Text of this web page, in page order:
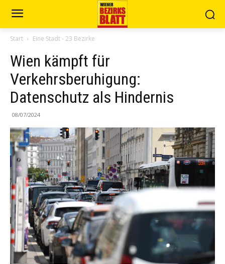
Start Eine Stadt - 23 Bezirke
Wien kämpft für
Verkehrsberuhigung:
Datenschutz als Hindernis
08/07/2024